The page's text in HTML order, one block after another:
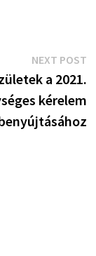
NEXT POST
a 2021.
kérelem